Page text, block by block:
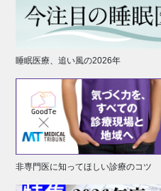
睡眠医療、追い風の2026年
非専門医に知ってほしい診療のコツ